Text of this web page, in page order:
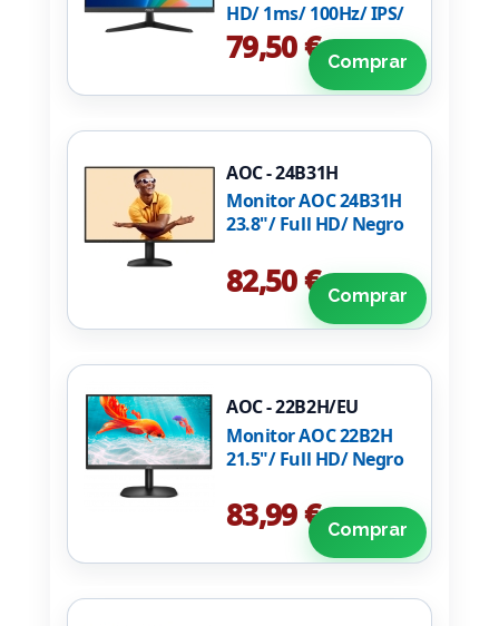
HD/ 1ms/ 100Hz/ IPS/
Negro
79,50 € Comprar
AOC - 24B31H
Monitor AOC 24B31H
23.8"/ Full HD/ Negro
82,50 € Comprar
AOC - 22B2H/EU
Monitor AOC 22B2H
21.5"/ Full HD/ Negro
83,99 € Comprar